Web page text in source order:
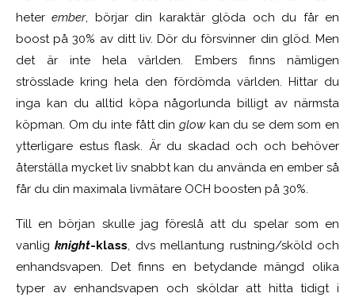
heterember, börjar din karaktär glöda och du får en
boost på 30% av ditt liv. Dör du försvinner din glöd. Men
det är inte hela världen. Embers finns nämligen
strösslade kring hela den fördömda världen. Hittar du
inga kan du alltid köpa någorlunda billigt av närmsta
köpman. Om du inte fått din glowkan du se dem som en
ytterligare estus flask. Är du skadad och och behöver
återställa mycket liv snabbt kan du använda en ember så
får du din maximala livmätare OCH boosten på 30%.
Till en början skulle jag föreslå att du spelar som en
vanligknight-klass, dvs mellantung rustning/sköld och
enhandsvapen. Det finns en betydande mängd olika
typer av enhandsvapen och sköldar att hitta tidigt i